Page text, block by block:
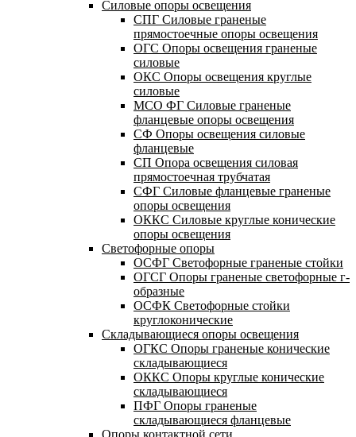
Силовые опоры освещения
СПГ Силовые граненые
прямостоечные опоры освещения
ОГС Опоры освещения граненые
силовые
ОКС Опоры освещения круглые
силовые
МСО ФГ Силовые граненые
фланцевые опоры освещения
СФ Опоры освещения силовые
фланцевые
СП Опора освещения силовая
прямостоечная трубчатая
СФГ Силовые фланцевые граненые
опоры освещения
ОККС Силовые круглые конические
опоры освещения
Светофорные опоры
ОСФГ Светофорные граненые стойки
ОГСГ Опоры граненые светофорные г-
образные
ОСФК Светофорные стойки
круглоконические
Складывающиеся опоры освещения
ОГКС Опоры граненые конические
складывающиеся
ОККС Опоры круглые конические
складывающиеся
ПФГ Опоры граненые
складывающиеся фланцевые
Опоры контактной сети